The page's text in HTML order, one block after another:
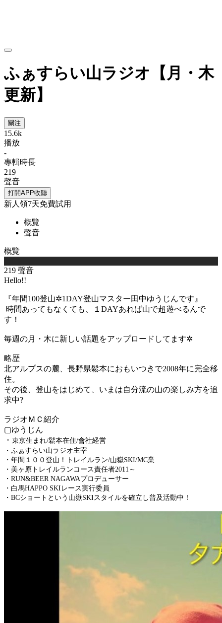
ふぁすらい山ラジオ【月・木
更新】
關注
15.6k
播放
-
專輯時長
219
聲音
打開APP收聽
新人領7天免費試用
概覽
聲音
概覽
219 聲音
Hello!!
『年間100登山✲1DAY登山マスター田中ゆうじんです』
時間あってもなくても、１DAYあれば山で超遊べるんで
す！
毎週の月・木に新しい話題をアップロードしてます✲
略歴
北アルプスの麓、長野県鬆本におもいつきで2008年に完全移
住。
その後、登山をはじめて、いまは自分流の山の楽しみ方を追
求中?
ラジオＭＣ紹介
▢ゆうじん
・ 東京生まれ/鬆本在住/會社経営
・ふぁすらい山ラジオ主宰
・年間１００登山！トレイルラン/山嶽SKI/MC業
・美ヶ原トレイルランコース責任者2011～
・RUN&BEER NAGAWAプロデューサー
・白馬HAPPO SKIレース実行委員
・BCショートという山嶽SKIスタイルを確立し普及活動中！